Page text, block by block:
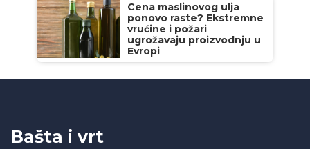
Cena maslinovog ulja
ponovo raste? Ekstremne
vrućine i požari
ugrožavaju proizvodnju u
Evropi
Bašta i vrt